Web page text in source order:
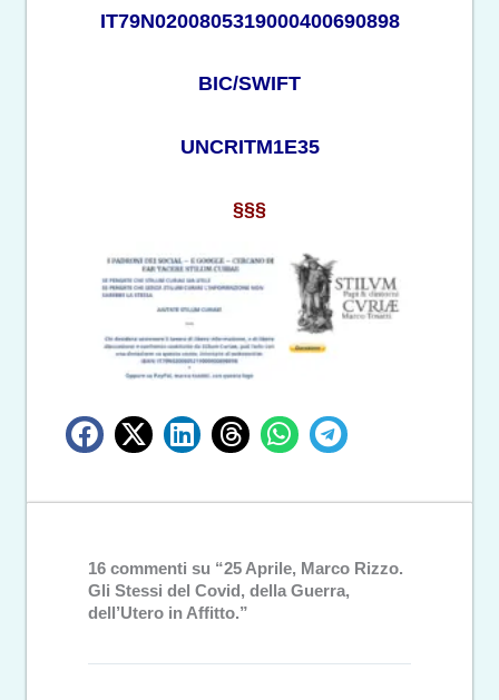
IT79N0200805319000400690898
BIC/SWIFT
UNCRITM1E35
§§§
16 commenti su “25 Aprile, Marco Rizzo.
Gli Stessi del Covid, della Guerra,
dell’Utero in Affitto.”